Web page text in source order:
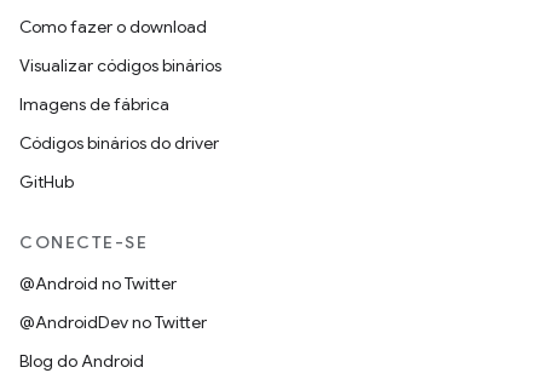
Como fazer o download
Visualizar códigos binários
Imagens de fábrica
Códigos binários do driver
GitHub
CONECTE-SE
@Android no Twitter
@AndroidDev no Twitter
Blog do Android